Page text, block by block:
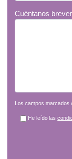
Cuéntanos
Los campos marcados
He leído las